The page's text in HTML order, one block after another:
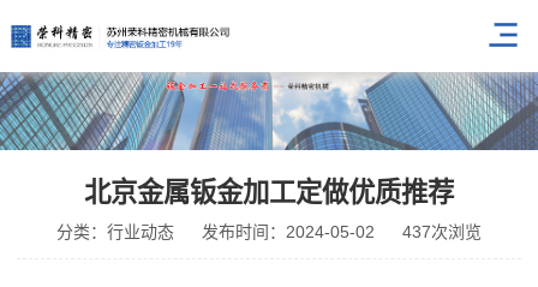
北京金属钣金加工定做优质推荐
分类：行业动态 发布时间：2024-05-02 437次浏览